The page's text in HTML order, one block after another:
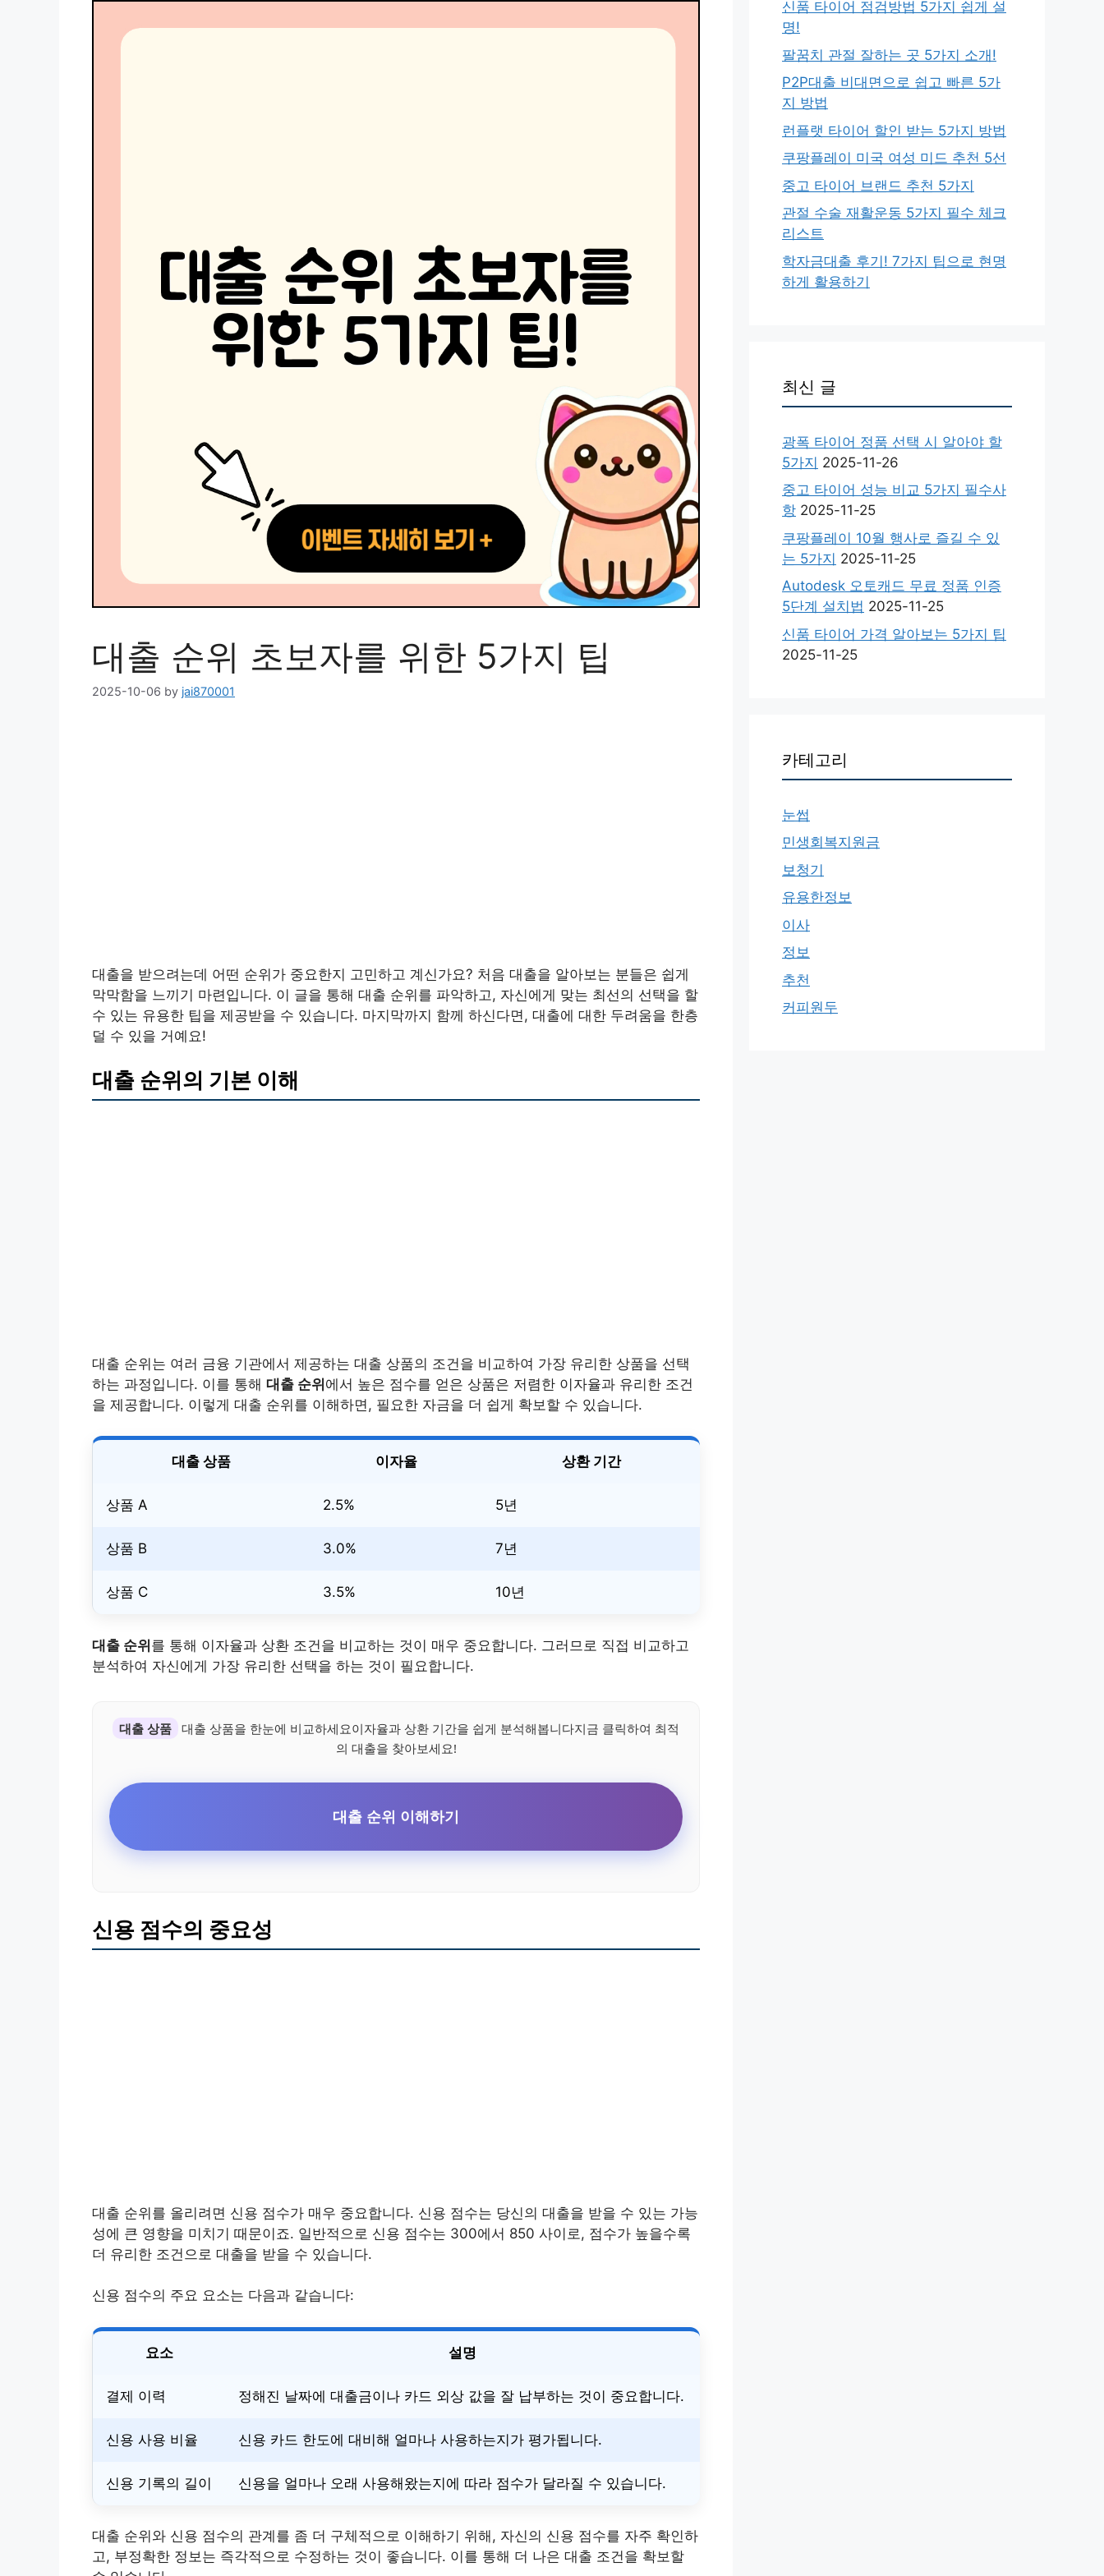
대출 순위 초보자를 위한 5가지 팁
2025-10-06 by jai870001
대출을 받으려는데 어떤 순위가 중요한지 고민하고 계신가요? 처음 대출을 알아보는 분들은 쉽게
막막함을 느끼기 마련입니다. 이 글을 통해 대출 순위를 파악하고, 자신에게 맞는 최선의 선택을 할
수 있는 유용한 팁을 제공받을 수 있습니다. 마지막까지 함께 하신다면, 대출에 대한 두려움을 한층
덜 수 있을 거예요!
대출 순위의 기본 이해
대출 순위는 여러 금융 기관에서 제공하는 대출 상품의 조건을 비교하여 가장 유리한 상품을 선택
하는 과정입니다. 이를 통해 대출 순위에서 높은 점수를 얻은 상품은 저렴한 이자율과 유리한 조건
을 제공합니다. 이렇게 대출 순위를 이해하면, 필요한 자금을 더 쉽게 확보할 수 있습니다.
대출 상품 이자율 상환 기간
상품 A 2.5% 5년
상품 B 3.0% 7년
상품 C 3.5% 10년
대출 순위를 통해 이자율과 상환 조건을 비교하는 것이 매우 중요합니다. 그러므로 직접 비교하고
분석하여 자신에게 가장 유리한 선택을 하는 것이 필요합니다.
대출 상품 대출 상품을 한눈에 비교하세요이자율과 상환 기간을 쉽게 분석해봅니다지금 클릭하여 최적
의 대출을 찾아보세요!
대출 순위 이해하기
신용 점수의 중요성
대출 순위를 올리려면 신용 점수가 매우 중요합니다. 신용 점수는 당신의 대출을 받을 수 있는 가능
성에 큰 영향을 미치기 때문이죠. 일반적으로 신용 점수는 300에서 850 사이로, 점수가 높을수록
더 유리한 조건으로 대출을 받을 수 있습니다.
신용 점수의 주요 요소는 다음과 같습니다:
요소 설명
결제 이력 정해진 날짜에 대출금이나 카드 외상 값을 잘 납부하는 것이 중요합니다.
신용 사용 비율 신용 카드 한도에 대비해 얼마나 사용하는지가 평가됩니다.
신용 기록의 길이 신용을 얼마나 오래 사용해왔는지에 따라 점수가 달라질 수 있습니다.
대출 순위와 신용 점수의 관계를 좀 더 구체적으로 이해하기 위해, 자신의 신용 점수를 자주 확인하
고, 부정확한 정보는 즉각적으로 수정하는 것이 좋습니다. 이를 통해 더 나은 대출 조건을 확보할
신품 타이어 점검방법 5가지 쉽게 설
명!
팔꿈치 관절 잘하는 곳 5가지 소개!
P2P대출 비대면으로 쉽고 빠른 5가
지 방법
런플랫 타이어 할인 받는 5가지 방법
쿠팡플레이 미국 여성 미드 추천 5선
중고 타이어 브랜드 추천 5가지
관절 수술 재활운동 5가지 필수 체크
리스트
학자금대출 후기! 7가지 팁으로 현명
하게 활용하기
최신 글
광폭 타이어 정품 선택 시 알아야 할
5가지 2025-11-26
중고 타이어 성능 비교 5가지 필수사
항 2025-11-25
쿠팡플레이 10월 행사로 즐길 수 있
는 5가지 2025-11-25
Autodesk 오토캐드 무료 정품 인증
5단계 설치법 2025-11-25
신품 타이어 가격 알아보는 5가지 팁
2025-11-25
카테고리
눈썹
민생회복지원금
보청기
유용한정보
이사
정보
추천
커피원두